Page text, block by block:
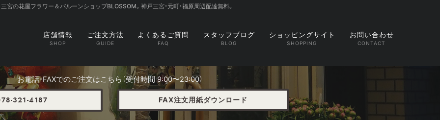
三宮の花屋フラワー＆バルーンショップBLOSSOM。神戸三宮・元町・福原周辺配達無料。
店舗情報 ご注文方法 よくあるご質問 スタッフブログ ショッピングサイト お問い合わせ
お電話・FAXでのご注文はこちら（受付時間 9:00〜23:00）
321-4187 FAX注文用紙ダウンロード